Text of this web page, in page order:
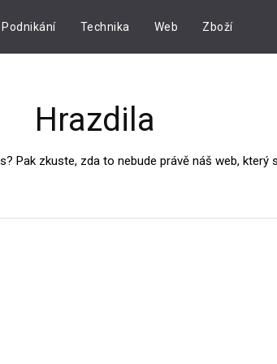
Podnikání Technika Web Zboží
Hrazdila
Pak zkuste, zda to nebude právě náš web,